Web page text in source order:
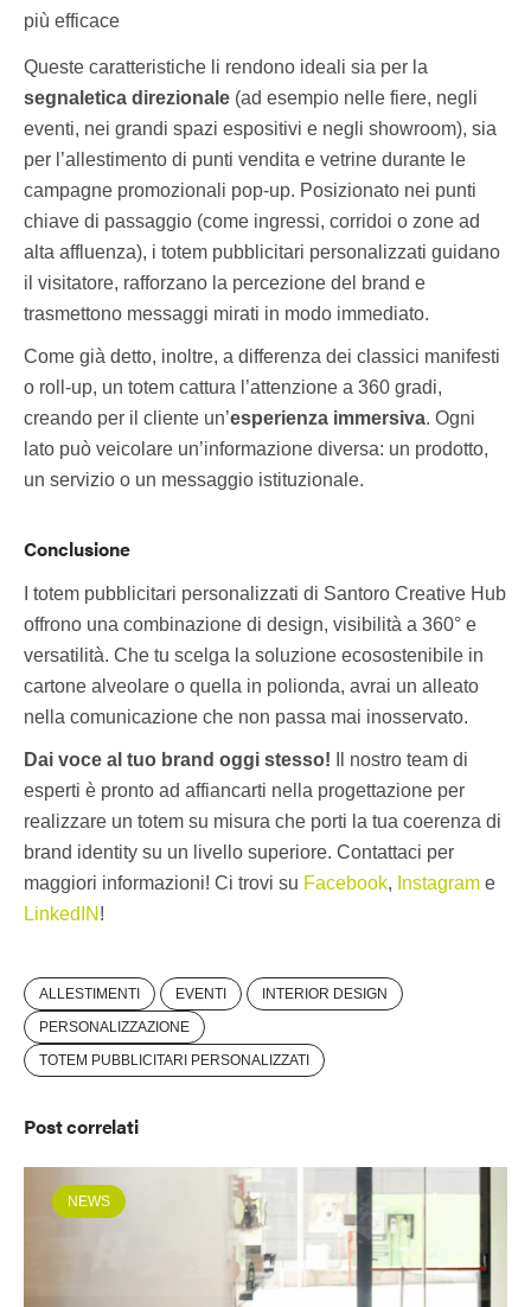
più efficace
Queste caratteristiche li rendono ideali sia per la
segnaletica direzionale (ad esempio nelle fiere, negli
eventi, nei grandi spazi espositivi e negli showroom), sia
per l’allestimento di punti vendita e vetrine durante le
campagne promozionali pop-up. Posizionato nei punti
chiave di passaggio (come ingressi, corridoi o zone ad
alta affluenza), i totem pubblicitari personalizzati guidano
il visitatore, rafforzano la percezione del brand e
trasmettono messaggi mirati in modo immediato.
Come già detto, inoltre, a differenza dei classici manifesti
o roll-up, un totem cattura l’attenzione a 360 gradi,
creando per il cliente un’esperienza immersiva. Ogni
lato può veicolare un’informazione diversa: un prodotto,
un servizio o un messaggio istituzionale.
Conclusione
I totem pubblicitari personalizzati di Santoro Creative Hub
offrono una combinazione di design, visibilità a 360° e
versatilità. Che tu scelga la soluzione ecosostenibile in
cartone alveolare o quella in polionda, avrai un alleato
nella comunicazione che non passa mai inosservato.
Dai voce al tuo brand oggi stesso! Il nostro team di
esperti è pronto ad affiancarti nella progettazione per
realizzare un totem su misura che porti la tua coerenza di
brand identity su un livello superiore. Contattaci per
maggiori informazioni! Ci trovi su Facebook, Instagram e
LinkedIN !
ALLESTIMENTI EVENTI
INTERIOR DESIGN
PERSONALIZZAZIONE
TOTEM PUBBLICITARI PERSONALIZZATI
Post correlati
NEWS